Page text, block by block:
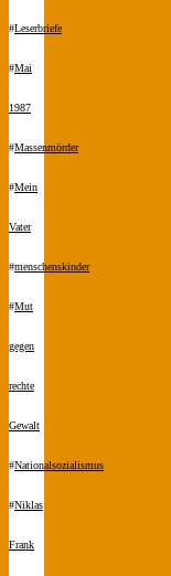
#Leserbriefe
#Mai
1987
#Massenmörder
#Mein
Vater
#menschenskinder
#Mut
gegen
rechte
Gewalt
#Nationalsozialismus
#Niklas
Frank